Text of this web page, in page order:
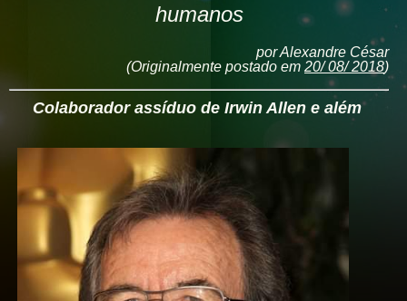
humanos
por Alexandre César
(Originalmente postado em 20/ 08/ 2018)
Colaborador assíduo de Irwin Allen e além